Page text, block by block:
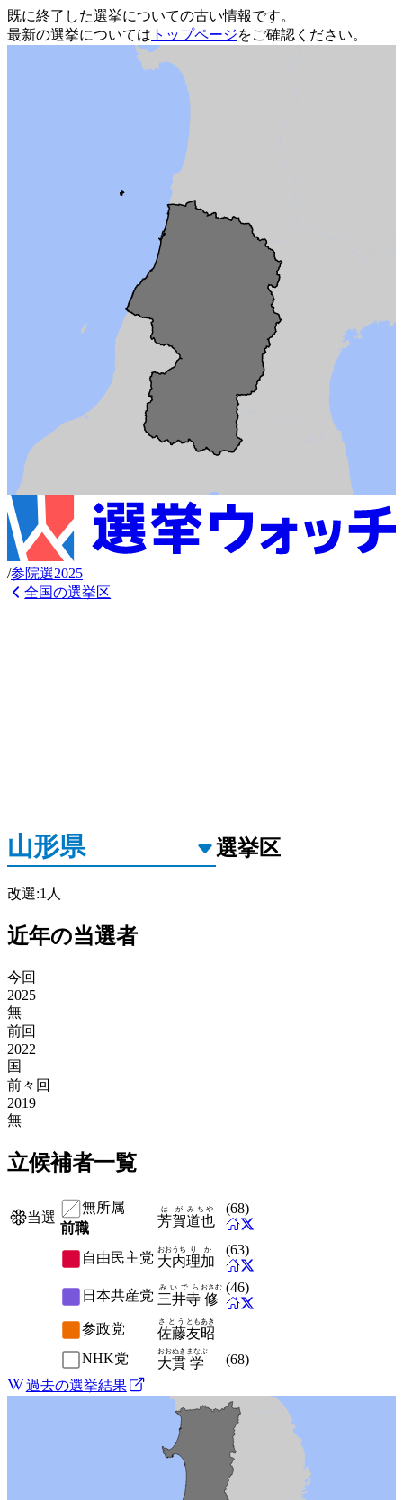
既に終了した選挙についての古い情報です。
最新の選挙については トップページをご確認ください。
/参院選2025
全国の選挙区
選挙区
改選:1 人
近年の当選者
今回
2025
無
前回
2022
国
前々回
2019
無
立候補者一覧
当選
無所属
前職
芳賀
はが
道也
みちや (68)
自由民主党 大内
おおうち
理加
りか (63)
日本共産党 三井寺
みいでら
修
おさむ (46)
参政党 佐藤
さとう
友昭
ともあき
NHK党 大貫
おおぬき
学
まなぶ
(68)
過去の選挙結果